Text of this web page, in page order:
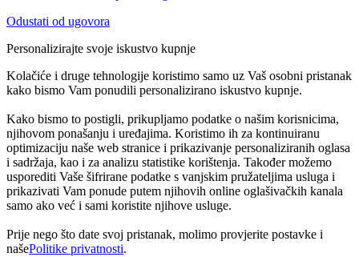
Odustati od ugovora
Personalizirajte svoje iskustvo kupnje
Kolačiće i druge tehnologije koristimo samo uz Vaš osobni pristanak
kako bismo Vam ponudili personalizirano iskustvo kupnje.
Kako bismo to postigli, prikupljamo podatke o našim korisnicima,
njihovom ponašanju i uređajima. Koristimo ih za kontinuiranu
optimizaciju naše web stranice i prikazivanje personaliziranih oglasa
i sadržaja, kao i za analizu statistike korištenja. Također možemo
usporediti Vaše šifrirane podatke s vanjskim pružateljima usluga i
prikazivati Vam ponude putem njihovih online oglašivačkih kanala
samo ako već i sami koristite njihove usluge.
Prije nego što date svoj pristanak, molimo provjerite postavke i
našePolitike privatnosti.